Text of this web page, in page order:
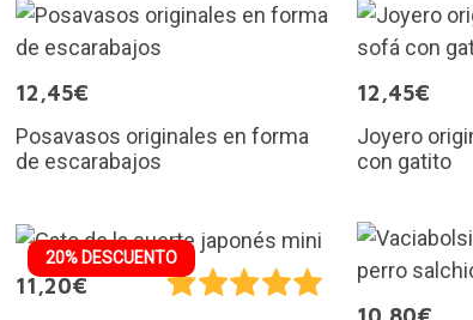
12,45€
Posavasos originales en forma
de escarabajos
12,45€
Joyero
con gatito
20% DESCUENTO
11,20€